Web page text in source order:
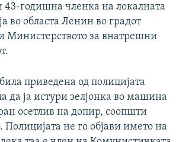
годишна членка на локалната
во областа Ленин во градот
Министерството за внатрешни
приведена од полицијата
да ја истури зелјонка во машина
осетлив на допир, соопшти
не го објави името на